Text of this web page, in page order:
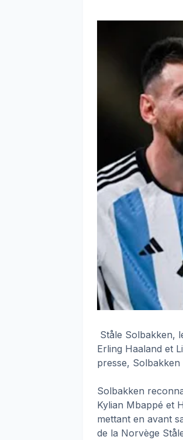
Ståle Solbakken,
Erling Haaland et
presse,
Solbakken
Kylian Mbappé et
mettant en avant
de la Norvège